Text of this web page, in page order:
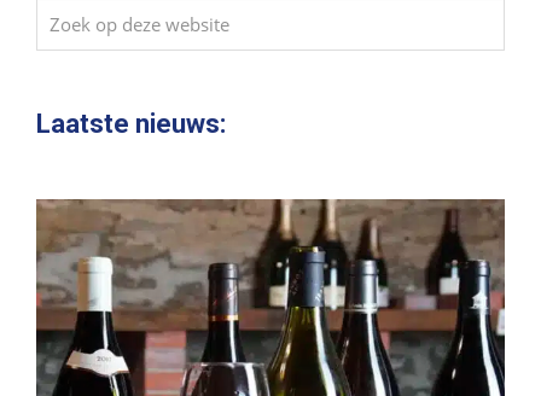
Zoek
op
website
Laatste nieuws:
De Bourgogne Express